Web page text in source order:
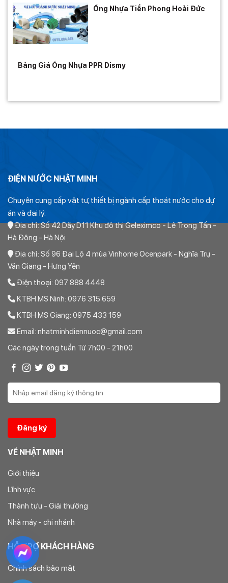
Ống Nhựa Tiền Phong Hoài Đức
Bảng Giá Ống Nhựa PPR Dismy
ĐIỆN NƯỚC NHẬT MINH
Chuyên cung cấp vật tư, thiết bị ngành cấp thoát nước cho dự
án và đại lý.
Địa chỉ: Số 42 Dãy D11 Khu đô thị Geleximco - Lê Trọng Tấn -
Hà Đông - Hà Nội
Địa chỉ: Số 96 Đại Lộ 4 mùa Vinhome Ocenpark - Nghĩa Trụ -
Văn Giang - Hưng Yên
Điện thoại: 097 888 4448
KTBH MS Ninh: 0976 315 659
KTBH MS Giang: 0975 433 159
Email: nhatminhdiennuoc@gmail.com
Các ngày trong tuần Từ 7h00 - 21h00
VỀ NHẬT MINH
Giới thiệu
Lĩnh vực
Thành tựu - Giải thưởng
Nhà máy - chi nhánh
HỖ TRỢ KHÁCH HÀNG
Chính sách bảo mật